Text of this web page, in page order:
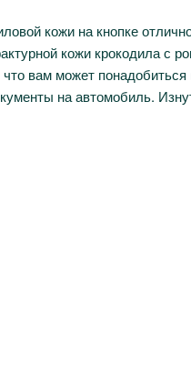
кожи на кнопке
кожи крокодила с
вам может понадобиться
на автомобиль.